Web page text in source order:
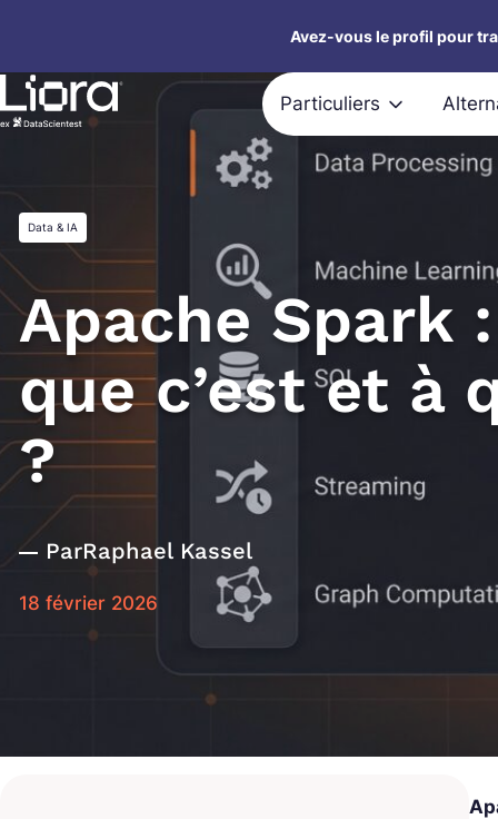
contenu
Avez-vous le profil pour
Particuliers
Data & IA
Apache Spark
que c’est et à
?
ParRaphael Kassel
18 février 2026